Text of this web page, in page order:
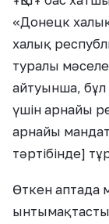
«Донецк
халық
туралы
айтуынша, бұл
үшін арнайы
арнайы
тәртібінде]
Өткен аптада